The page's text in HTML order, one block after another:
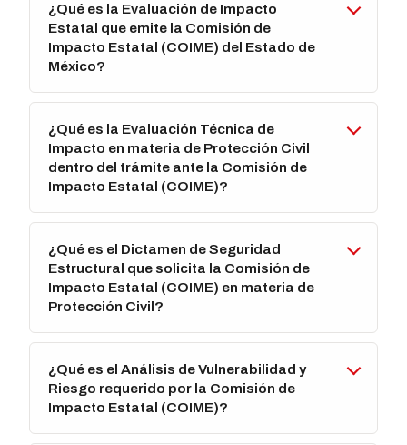
¿Qué es la Evaluación de Impacto
Estatal que emite la Comisión de
Impacto Estatal (COIME) del Estado de
México?
¿Qué es la Evaluación Técnica de
Impacto en materia de Protección Civil
dentro del trámite ante la Comisión de
Impacto Estatal (COIME)?
¿Qué es el Dictamen de Seguridad
Estructural que solicita la Comisión de
Impacto Estatal (COIME) en materia de
Protección Civil?
¿Qué es el Análisis de Vulnerabilidad y
Riesgo requerido por la Comisión de
Impacto Estatal (COIME)?